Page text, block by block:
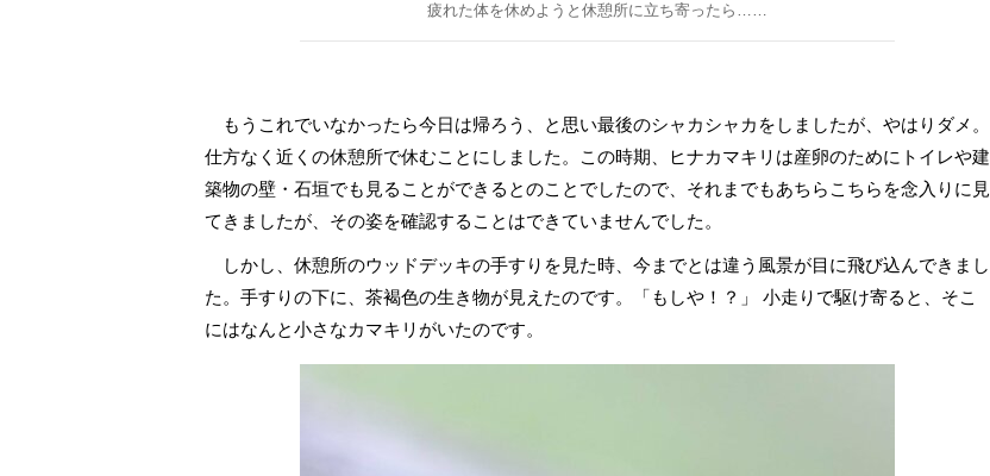
疲れた体を休めようと休憩所に立ち寄ったら……
もうこれでいなかったら今日は帰ろう、と思い最後のシャカシャカをしましたが、やはりダメ。
仕方なく近くの休憩所で休むことにしました。この時期、ヒナカマキリは産卵のためにトイレや建
築物の壁・石垣でも見ることができるとのことでしたので、それまでもあちらこちらを念入りに見
てきましたが、その姿を確認することはできていませんでした。
しかし、休憩所のウッドデッキの手すりを見た時、今までとは違う風景が目に飛び込んできまし
た。手すりの下に、茶褐色の生き物が見えたのです。「もしや！？」 小走りで駆け寄ると、そこ
にはなんと小さなカマキリがいたのです。